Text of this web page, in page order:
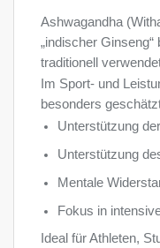
Ashwagandha
„indischer
traditionell
Im Sport- und
besonders
Unterstützung
Unterstützung
Mentale
Fokus in
Ideal für Athleten,